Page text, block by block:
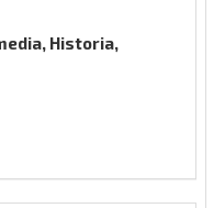
Historia,